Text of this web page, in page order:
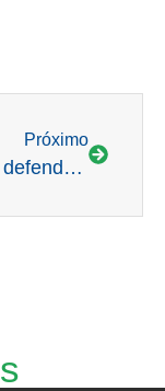
Próximo
Abraceel defende em carta à Aneel proposta de “open energy”